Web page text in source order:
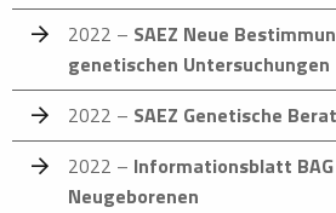
2022 – SAEZ Neue
genetischen Untersuchungen
2022 – SAEZ Genetische
2022 – Informationsblatt
Neugeborenen